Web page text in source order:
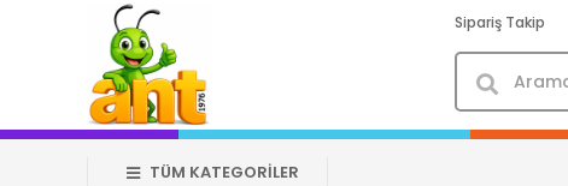
Sipariş Takip
TÜM KATEGORİLER